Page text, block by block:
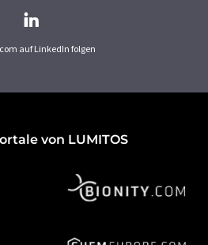
auf LinkedIn folgen
von LUMITOS